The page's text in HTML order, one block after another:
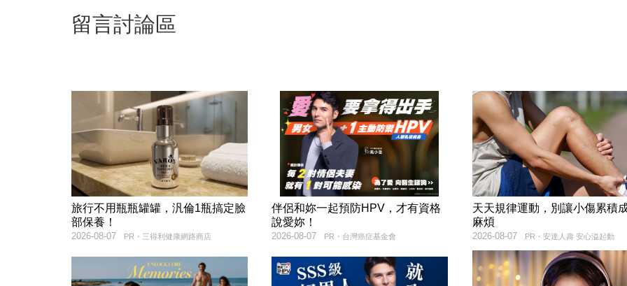
留言討論區
旅行不用瓶瓶罐罐，汎倫1瓶搞定臉
部保養！
PR・三得利健康網路商店
2026-08-07
伴侶和妳一起預防HPV，才有資格
說愛妳！
PR・台灣癌症基金會
2026-08-07
天天規律運動，別讓小傷累積
麻煩
PR・安達人壽 安心溢起動
2026-08-07